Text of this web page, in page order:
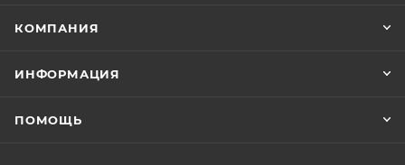
КОМПАНИЯ
ИНФОРМАЦИЯ
ПОМОЩЬ